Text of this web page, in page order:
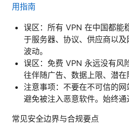
用指南
误区：所有 VPN 在中国都能
于服务器、协议、供应商以
波动。
误区：免费 VPN 永远没有风
往伴随广告、数据上限、潜在
注意事项：不要在不可信的网
避免被注入恶意软件。始终通
常见安全边界与合规要点